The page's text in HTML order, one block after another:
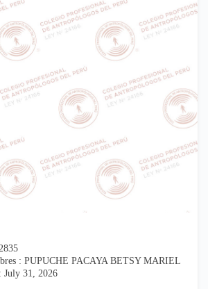
: PUPUCHE PACAYA BETSY MARIEL
July 31, 2026